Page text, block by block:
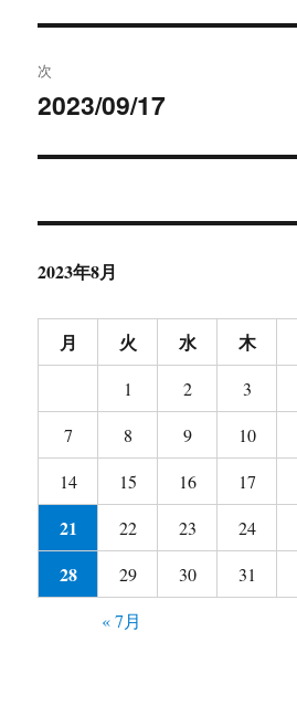
ビ
ゲ
ー
ン
投
稿:
次
次
投
2023/09/17
2023年8月
月 火 水 木
1 2 3
7
8 9 10
14
15 16 17
21
22 23 24
28 29 30
31
« 7月